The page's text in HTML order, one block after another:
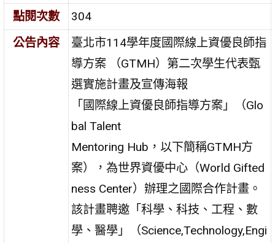
點閱次數
304
公告內容
臺北市114學年度國際線上資優良師指
導方案 （GTMH）第二次學生代表甄
選實施計畫及宣傳海報
「國際線上資優良師指導方案」（Glo
bal Talent
Mentoring Hub，以下簡稱GTMH方
案），為世界資優中心（World Gifted
ness Center）辦理之國際合作計畫。
該計畫聘邀「科學、科技、工程、數
學、醫學」（Science,Technology,Engi